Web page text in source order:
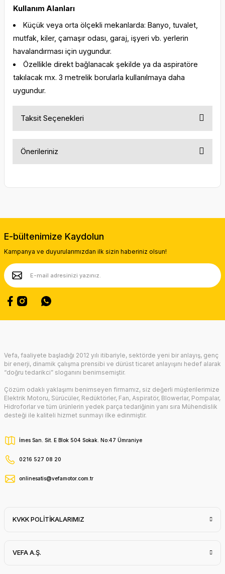
Kullanım Alanları
Küçük veya orta ölçekli mekanlarda: Banyo, tuvalet,
mutfak, kiler, çamaşır odası, garaj, işyeri vb. yerlerin
havalandırması için uygundur.
Özellikle direkt bağlanacak şekilde ya da aspiratöre
takılacak mx. 3 metrelik borularla kullanılmaya daha
uygundur.
Taksit Seçenekleri
Önerileriniz
Ürün açıklamasında eksik bilgiler bulunuyor.
Ürün fiyatı diğer sitelerden daha pahalı.
Bu ürüne benzer farklı alternatifler olmalı.
Gönder
E-bültenimize Kaydolun
Kampanya ve duyurularımızdan ilk sizin haberiniz olsun!
Vefa, faaliyete başladığı 2012 yılı itibariyle, sektörde yeni bir anlayış, genç
bir enerji, dinamik çalışma prensibi ve dürüst ticaret anlayışını hedef alarak
“doğru tedarikci” sloganını benimsemiştir.
Çözüm odaklı yaklaşımı benimseyen firmamız, siz değerli müşterilerimize
Elektrik Motoru, Sürücüler, Redüktörler, Fan, Aspiratör, Blowerlar, Pompalar,
Hidroforlar ve tüm ürünlerin yedek parça tedariğinin yanı sıra Mühendislik
desteği ile kaliteli hizmet sunmayı ilke edinmiştir.
İmes San. Sit. E Blok 504 Sokak. No:47 Ümraniye
0216 527 08 20
onlinesatis@vefamotor.com.tr
KVKK POLİTİKALARIMIZ
VEFA A.Ş.